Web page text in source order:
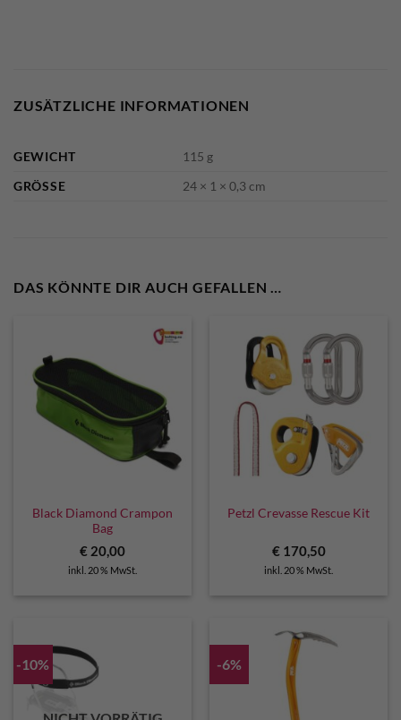
ZUSÄTZLICHE INFORMATIONEN
GEWICHT
115 g
GRÖSSE
24 × 1 × 0,3 cm
DAS KÖNNTE DIR AUCH GEFALLEN …
Black Diamond Crampon
Bag
€ 20,00
inkl. 20 % MwSt.
Petzl Crevasse Rescue Kit
€170,50
inkl. 20 % MwSt.
-10% -6%